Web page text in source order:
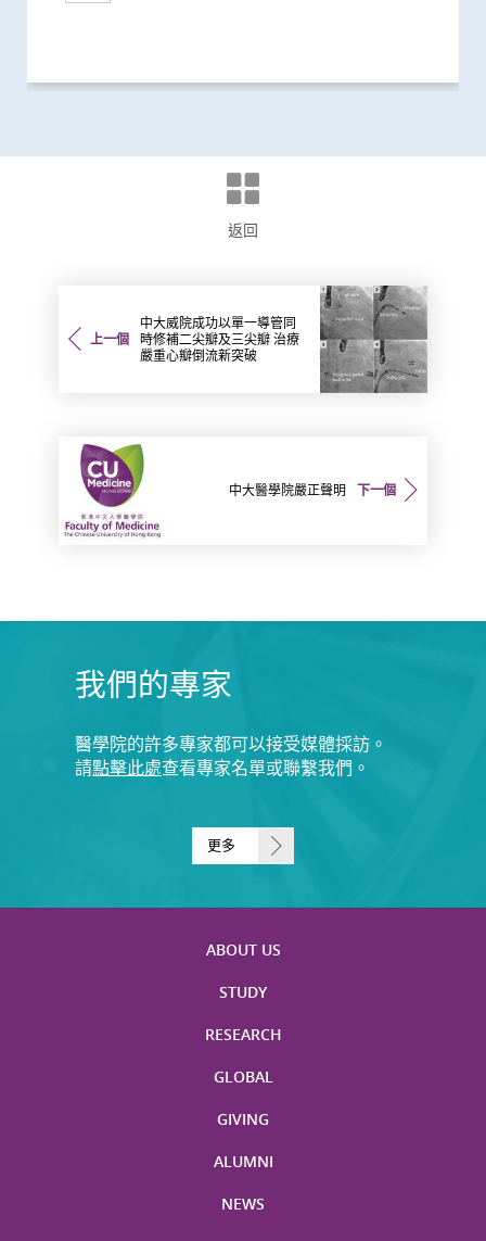
返回
上一個
中大威院成功以單一導管同
時修補二尖瓣及三尖瓣 治療
嚴重心瓣倒流新突破
下一個
中大醫學院嚴正聲明
我們的專家
醫學院的許多專家都可以接受媒體採訪。
請點擊此處查看專家名單或聯繫我們。
更多
ABOUT US
STUDY
RESEARCH
GLOBAL
GIVING
ALUMNI
NEWS